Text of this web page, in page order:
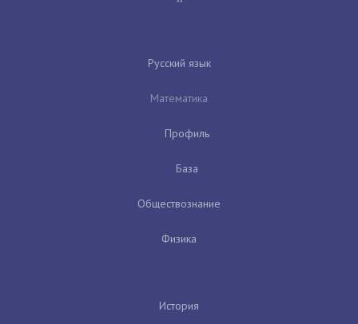
Русский язык
Математика
Профиль
База
Обществознание
Физика
История